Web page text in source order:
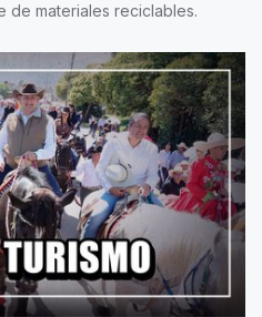
de materiales reciclables.